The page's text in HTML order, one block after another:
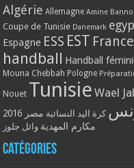
Algérie Allemagne Amine
Coupe de Tunisie Danemark
Espagne ESS EST France
handball Handball
Mouna Chebbah Pologne
Nouet Tunisie Wael
كرة اليد النسائية مصر 2016
مكارم المهدية وائل جلوز
Catégories